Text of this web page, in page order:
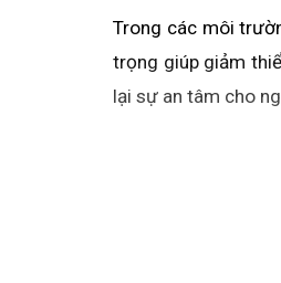
Trong các môi
trọng giúp giảm
lại sự an tâm cho